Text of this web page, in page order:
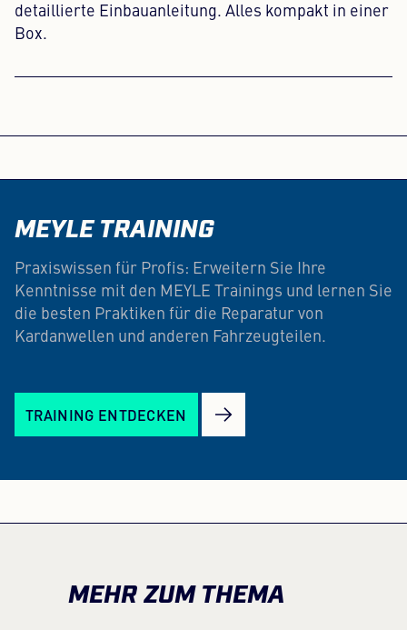
detaillierte Einbauanleitung. Alles kompakt in einer
Box.
MEYLE TRAINING
Praxiswissen für Profis: Erweitern Sie Ihre
Kenntnisse mit den MEYLE Trainings und lernen Sie
die besten Praktiken für die Reparatur von
Kardanwellen und anderen Fahrzeugteilen.
TRAINING ENTDECKEN
MEHR ZUM THEMA